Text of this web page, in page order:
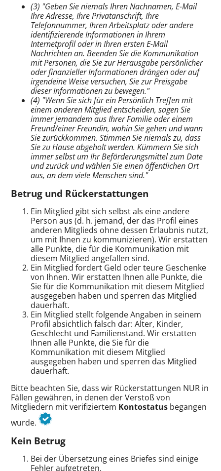
(3) "Geben Sie niemals Ihren Nachnamen,E-Mail
Ihre Adresse, Ihre Privatanschrift, Ihre
Telefonnummer, Ihren Arbeitsplatz oder andere
identifizierende Informationen in Ihrem
Internetprofil oder in Ihren erstenE-Mail
Nachrichten an. Beenden Sie die Kommunikation
mit Personen, die Sie zur Herausgabe persönlicher
oder finanzieller Informationen drängen oder auf
irgendeine Weise versuchen, Sie zur Preisgabe
dieser Informationen zu bewegen."
(4) "Wenn Sie sich für einPersönlich Treffen mit
einem anderen Mitglied entscheiden, sagen Sie
immer jemandem aus Ihrer Familie oder einem
Freund/einer Freundin, wohin Sie gehen und wann
Sie zurückkommen. Stimmen Sie niemals zu, dass
Sie zu Hause abgeholt werden. Kümmern Sie sich
immer selbst um Ihr Beförderungsmittel zum Date
und zurück und wählen Sie einen öffentlichen Ort
aus, an dem viele Menschen sind."
Betrug und Rückerstattungen
Ein Mitglied gibt sich selbst als eine andere
Person aus (d. h. jemand, der das Profil eines
anderen Mitglieds ohne dessen Erlaubnis nutzt,
um mit Ihnen zu kommunizieren). Wir erstatten
alle Punkte, die für die Kommunikation mit
diesem Mitglied angefallen sind.
Ein Mitglied fordert Geld oder teure Geschenke
von Ihnen. Wir erstatten Ihnen alle Punkte, die
Sie für die Kommunikation mit diesem Mitglied
ausgegeben haben und sperren das Mitglied
dauerhaft.
Ein Mitglied stellt folgende Angaben in seinem
Profil absichtlich falsch dar: Alter, Kinder,
Geschlecht und Familienstand. Wir erstatten
Ihnen alle Punkte, die Sie für die
Kommunikation mit diesem Mitglied
ausgegeben haben und sperren das Mitglied
dauerhaft.
Bitte beachten Sie, dass wir Rückerstattungen NUR in
Fällen gewähren, in denen der Verstoß von
Mitgliedern mit verifiziertem Kontostatus begangen
wurde.
Kein Betrug
Bei der Übersetzung eines Briefes sind einige
Fehler aufgetreten.